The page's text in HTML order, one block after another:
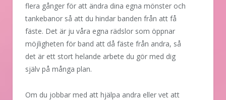
flera gånger för att ändra dina egna mönster och
tankebanor så att du hindar banden från att få
fäste. Det är ju våra egna rädslor som öppnar
möjligheten för band att då fäste från andra, så
det är ett stort helande arbete du gör med dig
själv på många plan.
Om du jobbar med att hjälpa andra eller vet att